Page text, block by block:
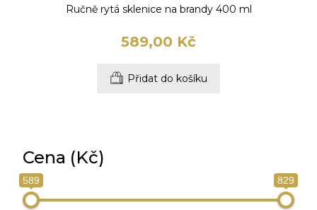
Ručně rytá sklenice na brandy 400 ml
589,00 Kč
Přidat do košíku
Cena (Kč)
589 829